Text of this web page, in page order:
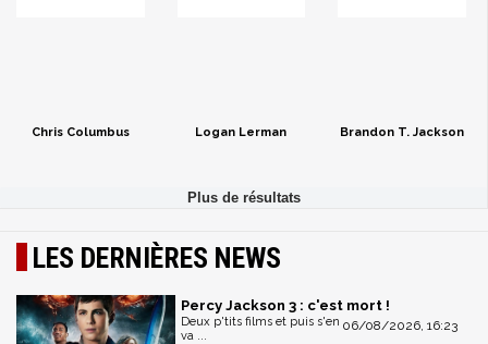
Chris Columbus Logan Lerman Brandon T. Jackson
LES DERNIÈRES NEWS
Percy Jackson 3 : c'est mort !
06/08/2026, 16:23
Deux p'tits films et puis s'en
va ...